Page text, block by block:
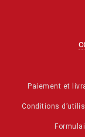
Paiement et
Conditions